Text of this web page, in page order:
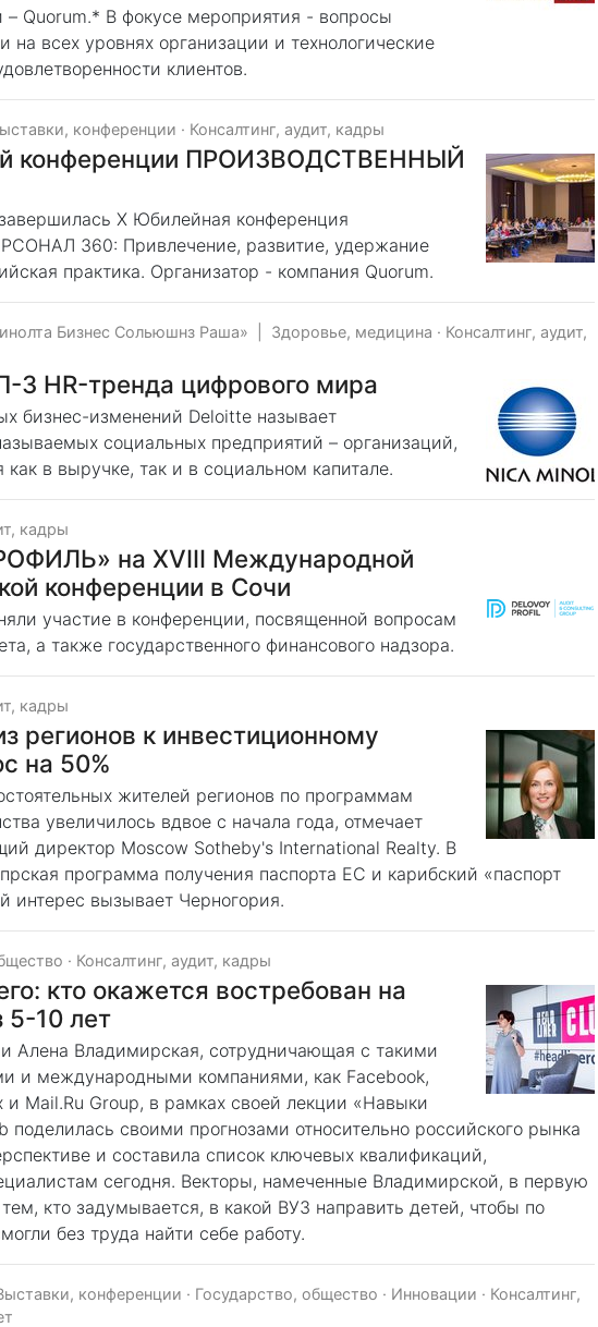
– Quorum.* В фокусе мероприятия - вопросы
на всех уровнях организации и технологические
клиентов.
конференции · Консалтинг, аудит, кадры
конференции ПРОИЗВОДСТВЕННЫЙ
X Юбилейная конференция
360: Привлечение, развитие, удержание
практика. Организатор - компания Quorum.
Бизнес Сольюшнз Раша» Здоровье, медицина · Консалтинг, аудит,
3 HR-тренда цифрового мира
бизнес-изменений Deloitte называет
социальных предприятий – организаций,
как в выручке, так и в социальном капитале.
кадры
на XVIII Международной
конференции в Сочи
участие в конференции, посвященной вопросам
а также государственного финансового надзора.
кадры
регионов к инвестиционному
на 50%
жителей регионов по программам
увеличилось вдвое с начала года, отмечает
директор Moscow Sotheby's International Realty. В
программа получения паспорта ЕС и карибский «паспорт
интерес вызывает Черногория.
· Консалтинг, аудит, кадры
кто окажется востребован на
5-10 лет
Алена Владимирская, сотрудничающая с такими
и международными компаниями, как Facebook,
и Mail.Ru Group, в рамках своей лекции «Навыки
поделилась своими прогнозами относительно российского рынка
и составила список ключевых квалификаций,
сегодня. Векторы, намеченные Владимирской, в первую
кто задумывается, в какой ВУЗ направить детей, чтобы по
без труда найти себе работу.
конференции · Государство, общество · Инновации · Консалтинг,